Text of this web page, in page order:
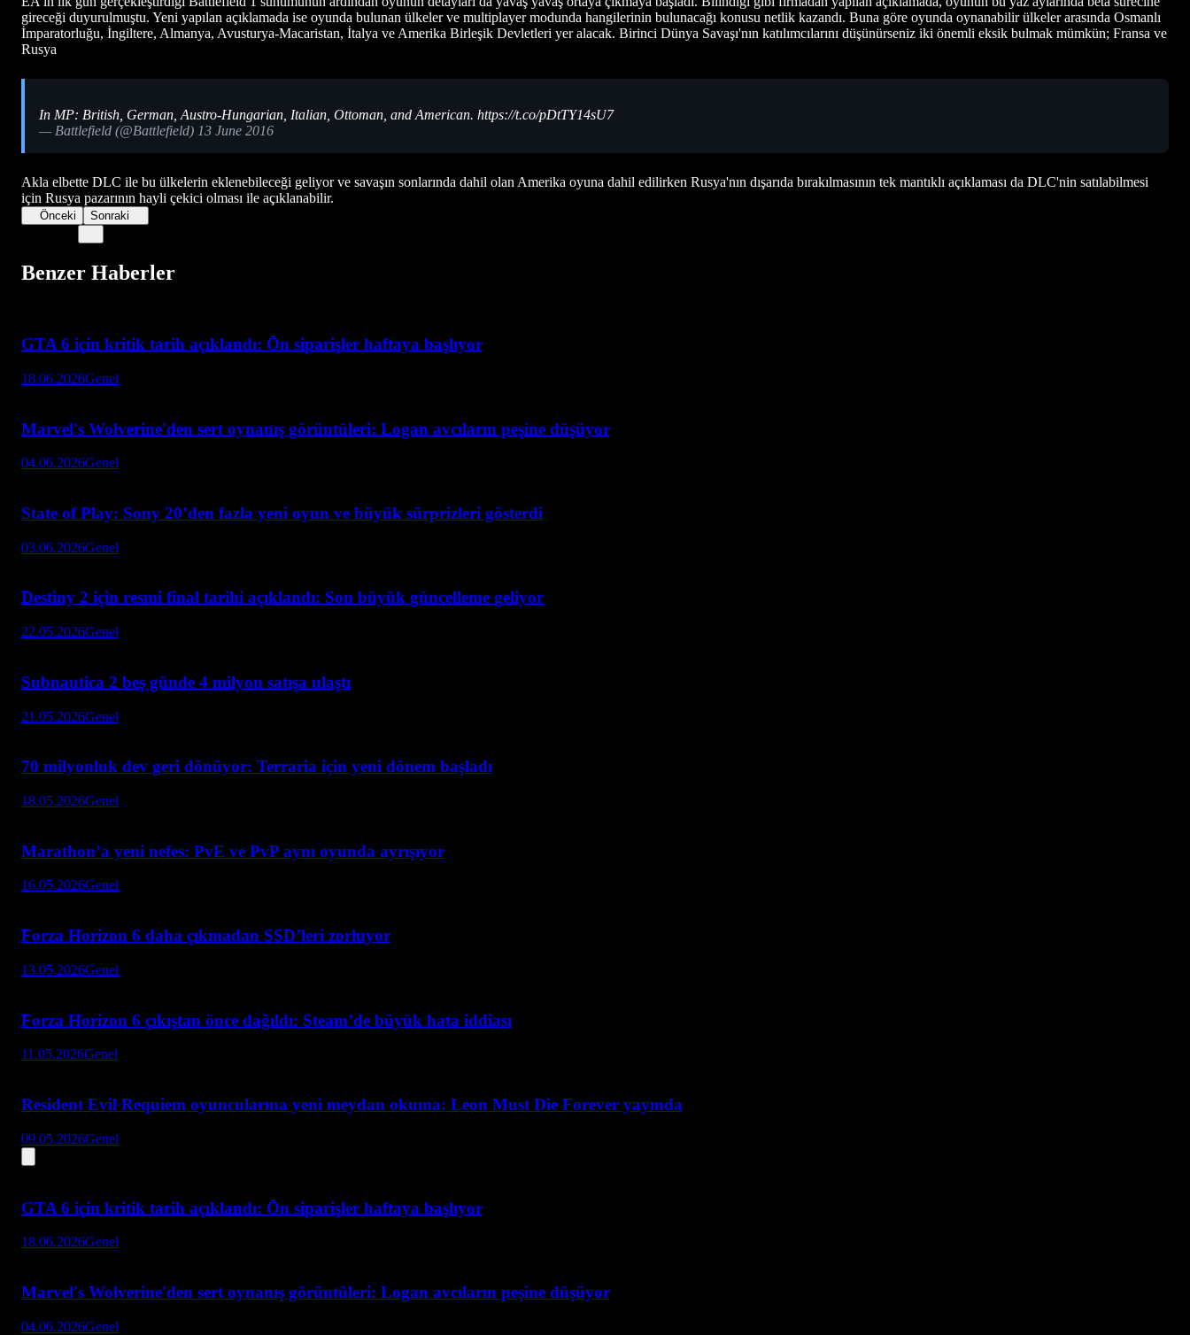
gireceği duyurulmuştu. Yeni yapılan açıklamada ise oyunda bulunan ülkeler ve multiplayer modunda hangilerinin bulunacağı konusu netlik kazandı. Buna göre oyunda oynanabilir ülkeler arasında Osmanlı
İmparatorluğu, İngiltere, Almanya, Avusturya-Macaristan, İtalya ve Amerika Birleşik Devletleri yer alacak. Birinci Dünya Savaşı'nın katılımcılarını düşünürseniz iki önemli eksik bulmak mümkün; Fransa ve
Rusya
In MP: British, German, Austro-Hungarian, Italian, Ottoman, and American. https://t.co/pDtTY14sU7
— Battlefield (@Battlefield) 13 June 2016
Akla elbette DLC ile bu ülkelerin eklenebileceği geliyor ve savaşın sonlarında dahil olan Amerika oyuna dahil edilirken Rusya'nın dışarıda bırakılmasının tek mantıklı açıklaması da DLC'nin satılabilmesi
için Rusya pazarının hayli çekici olması ile açıklanabilir.
Önceki Sonraki
Benzer Haberler
GTA 6 için kritik tarih açıklandı: Ön siparişler haftaya başlıyor
18.06.2026Genel
Marvel's Wolverine'den sert oynanış görüntüleri: Logan avcıların peşine düşüyor
04.06.2026Genel
State of Play: Sony 20’den fazla yeni oyun ve büyük sürprizleri gösterdi
03.06.2026Genel
Destiny 2 için resmi final tarihi açıklandı: Son büyük güncelleme geliyor
22.05.2026Genel
Subnautica 2 beş günde 4 milyon satışa ulaştı
21.05.2026Genel
70 milyonluk dev geri dönüyor: Terraria için yeni dönem başladı
18.05.2026Genel
Marathon’a yeni nefes: PvE ve PvP aynı oyunda ayrışıyor
16.05.2026Genel
Forza Horizon 6 daha çıkmadan SSD’leri zorluyor
13.05.2026Genel
Forza Horizon 6 çıkıştan önce dağıldı: Steam’de büyük hata iddiası
11.05.2026Genel
Resident Evil Requiem oyuncularına yeni meydan okuma: Leon Must Die Forever yayında
09.05.2026Genel
GTA 6 için kritik tarih açıklandı: Ön siparişler haftaya başlıyor
18.06.2026Genel
Marvel's Wolverine'den sert oynanış görüntüleri: Logan avcıların peşine düşüyor
04.06.2026Genel